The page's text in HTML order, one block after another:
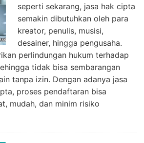
seperti sekarang, jasa hak cipta
semakin dibutuhkan oleh para
kreator, penulis, musisi,
desainer, hingga pengusaha.
perlindungan hukum terhadap
tidak bisa sembarangan
tanpa izin. Dengan adanya jasa
proses pendaftaran bisa
mudah, dan minim risiko